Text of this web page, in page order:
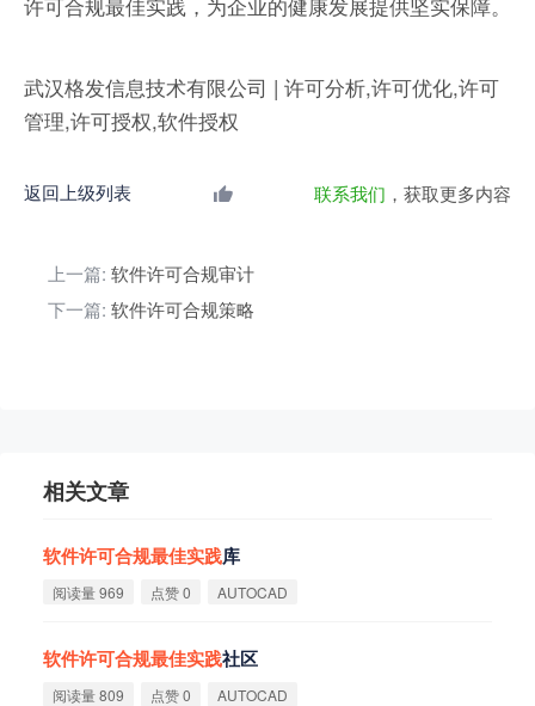
武汉格发信息技术有限公司 | 许可分析,许可优化,许可
管理,许可授权,软件授权
返回上级列表 联系我们 ，获取更多内容
上一篇: 软件许可合规审计
下一篇: 软件许可合规策略
相关文章
软件许可合规最佳实践库
阅读量 969 点赞 0 AUTOCAD
软件许可合规最佳实践社区
阅读量 809 点赞 0 AUTOCAD